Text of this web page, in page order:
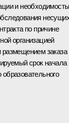
и
по причине
организацией
размещением заказа
срок начала